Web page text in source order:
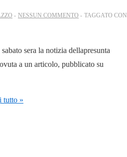
NESSUN COMMENTO
TAGGATO CON
sera la notizia dellapresunta
a un articolo, pubblicato su
tutto »